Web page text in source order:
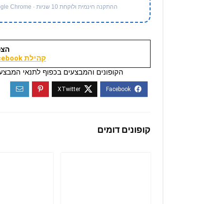
ההתקנה חינמית ולוקחת 10 שניות · Google Chrome במחשב
קהילת Facebook
הקופונים והמבצעים בכפוף לתנאי
קופונים דומים